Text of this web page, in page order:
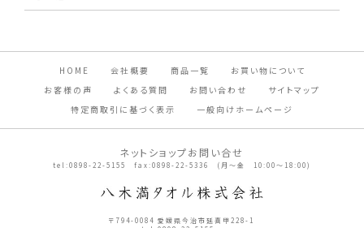
HOME 会社概要 商品一覧
お買い物について
お客様の声
よくある質問 お問い合わせ
サイトマップ
特定商取引に基づく表示
一般向けホームページ
ネットショップお問い合せ
tel:0898-22-5155 fax:0898-22-5336 (月～金 10:00～18:00)
〒794-0084 愛媛県今治市延喜甲228-1